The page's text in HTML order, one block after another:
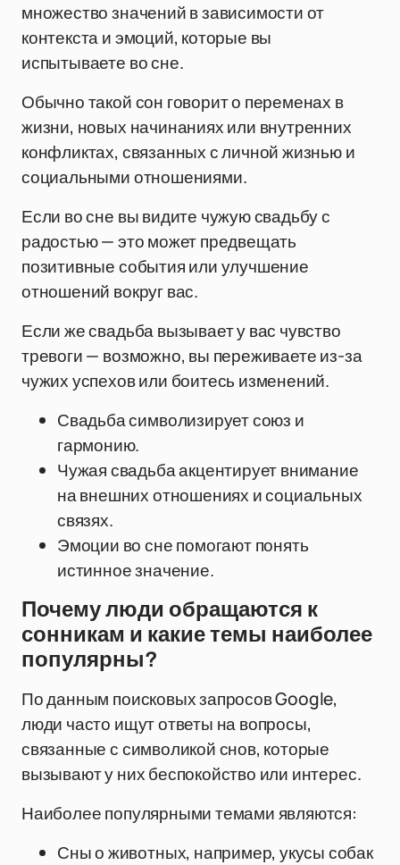
множество значений в зависимости от
контекста и эмоций, которые вы
испытываете во сне.
Обычно такой сон говорит о переменах в
жизни, новых начинаниях или внутренних
конфликтах, связанных с личной жизнью и
социальными отношениями.
Если во сне вы видите чужую свадьбу с
радостью — это может предвещать
позитивные события или улучшение
отношений вокруг вас.
Если же свадьба вызывает у вас чувство
тревоги — возможно, вы переживаете из-за
чужих успехов или боитесь изменений.
Свадьба символизирует союз и
гармонию.
Чужая свадьба акцентирует внимание
на внешних отношениях и социальных
связях.
Эмоции во сне помогают понять
истинное значение.
Почему люди обращаются к
сонникам и какие темы наиболее
популярны?
По данным поисковых запросов Google,
люди часто ищут ответы на вопросы,
связанные с символикой снов, которые
вызывают у них беспокойство или интерес.
Наиболее популярными темами являются:
Сны о животных, например, укусы собак